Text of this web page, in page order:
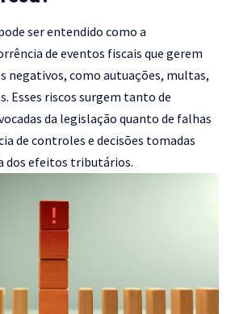
ser entendido como a
de eventos fiscais que gerem
negativos, como autuações, multas,
Esses riscos surgem tanto de
da legislação quanto de falhas
de controles e decisões tomadas
dos efeitos tributários.